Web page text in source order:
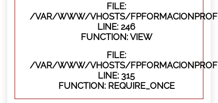
FILE:
/VAR/WWW/VHOSTS/
LINE: 246
FUNCTION: VIEW
FILE:
/VAR/WWW/VHOSTS/
LINE: 315
FUNCTION: REQUIRE_ONCE